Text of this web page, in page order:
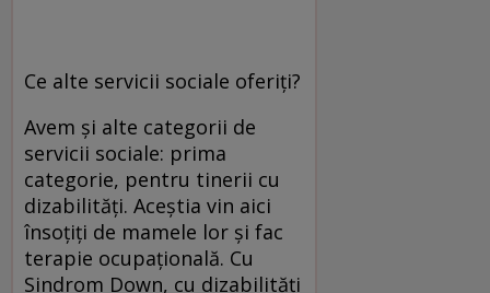
Ce alte servicii sociale oferiţi?
Avem şi alte categorii de
servicii sociale: prima
categorie, pentru tinerii cu
dizabilităţi. Aceştia vin aici
însoţiţi de mamele lor şi fac
terapie ocupaţională. Cu
Sindrom Down, cu dizabilităţi